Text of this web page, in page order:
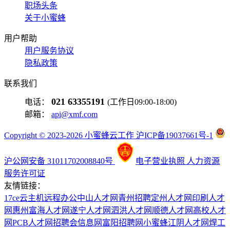
职场头条
关于小蜜蜂
用户帮助
用户服务协议
隐私政策
联系我们
电话： 021 63355191 (工作日09:00-18:00)
邮箱： api@xmf.com
Copyright © 2023-2026 小蜜蜂云工作 沪ICP备19037661号-1
沪公网安备 31011702008840号 电子营业执照 人力资源
服务许可证
友情链接：
17ce云主机远程办公中山人才网 青州招聘定州人才网 印刷人才
网 惠州富海人才网遂宁人才网泗洪人才网 顺德人才网 高校人才
网PCB人才网招聘会信息网 富阳招聘网小蜜蜂江阴人才网焊工